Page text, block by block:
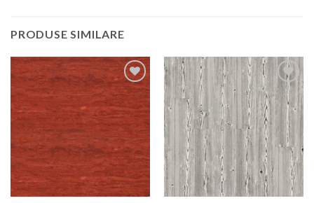
PRODUSE SIMILARE
Adaugă
în
Wishlist
Adaugă
Wishlist